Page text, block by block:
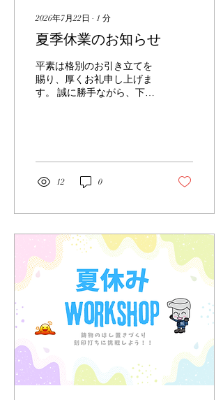
2026年7月22日 ∙ 1 分
夏季休業のお知らせ
平素は格別のお引き立てを
賜り、厚くお礼申し上げま
す。 誠に勝手ながら、下記
ただきましたお問い合わせ
(月)より順次対応させてい
けすることと存じますが、
うお願い申し上げます。
12 0